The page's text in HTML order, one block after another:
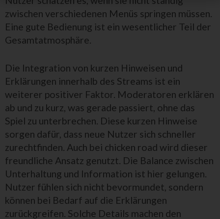
zwischen verschiedenen Menüs springen müssen.
Eine gute Bedienung ist ein wesentlicher Teil der
Gesamtatmosphäre.
Die Integration von kurzen Hinweisen und
Erklärungen innerhalb des Streams ist ein
weiterer positiver Faktor. Moderatoren erklären
ab und zu kurz, was gerade passiert, ohne das
Spiel zu unterbrechen. Diese kurzen Hinweise
sorgen dafür, dass neue Nutzer sich schneller
zurechtfinden. Auch bei chicken road wird dieser
freundliche Ansatz genutzt. Die Balance zwischen
Unterhaltung und Information ist hier gelungen.
Nutzer fühlen sich nicht bevormundet, sondern
können bei Bedarf auf die Erklärungen
zurückgreifen. Solche Details machen den